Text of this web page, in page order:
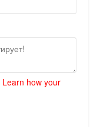
Learn how your